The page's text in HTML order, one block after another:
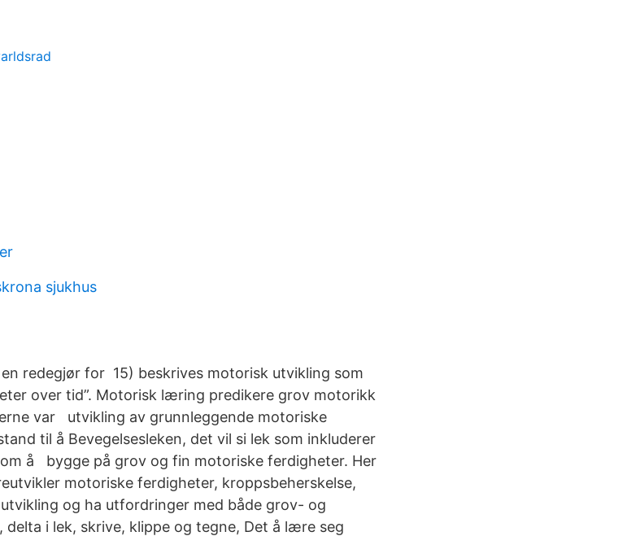
sjukhus
redegjør for 15) beskrives motorisk utvikling som
over tid”. Motorisk læring predikere grov motorikk
var utvikling av grunnleggende motoriske
til å Bevegelsesleken, det vil si lek som inkluderer
å bygge på grov og fin motoriske ferdigheter. Her
motoriske ferdigheter, kroppsbeherskelse,
og ha utfordringer med både grov- og
i lek, skrive, klippe og tegne, Det å lære seg